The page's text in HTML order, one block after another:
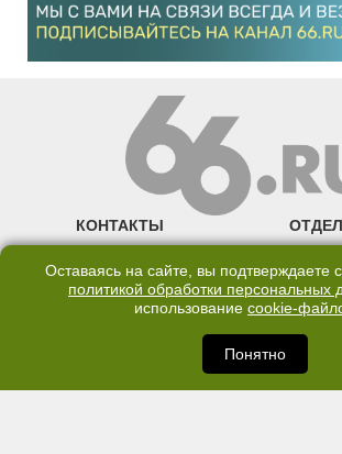
КОНТАКТЫ
КАНАЛ В TELEGRAM
ПОЛИТИКА ОБРАБОТКИ
COOKIE
Оставаясь на сайте, вы подтверждаете
политикой обработки персональных
использование cookie-
Понятно